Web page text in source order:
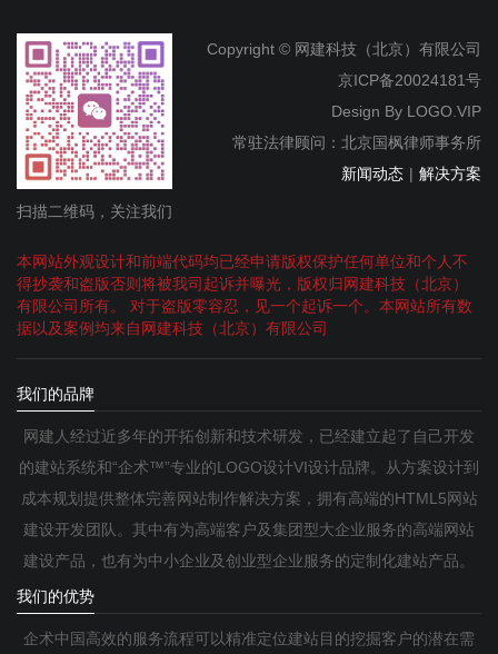
扫描二维码，关注我们
Copyright © 网建科技（北京）有限公司
京ICP备20024181号
Design By LOGO.VIP
常驻法律顾问：北京国枫律师事务所
新闻动态 | 解决方案
本网站外观设计和前端代码均已经申请版权保护任何单位和个人不
得抄袭和盗版否则将被我司起诉并曝光，版权归网建科技（北京）
有限公司所有。 对于盗版零容忍，见一个起诉一个。本网站所有数
据以及案例均来自网建科技（北京）有限公司
我们的品牌
网建人经过近多年的开拓创新和技术研发，已经建立起了自己开发
的建站系统和“企术™”专业的LOGO设计VI设计品牌。从方案设计到
成本规划提供整体完善网站制作解决方案，拥有高端的HTML5网站
建设开发团队。其中有为高端客户及集团型大企业服务的高端网站
建设产品，也有为中小企业及创业型企业服务的定制化建站产品。
我们的优势
企术中国高效的服务流程可以精准定位建站目的挖掘客户的潜在需